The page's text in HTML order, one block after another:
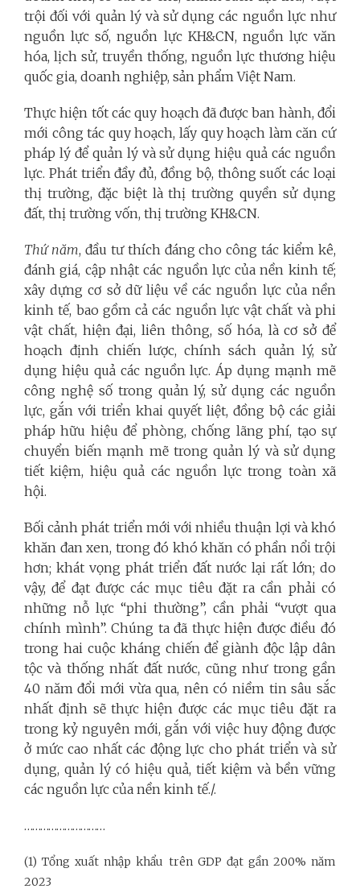
trội đối với quản lý và sử dụng các nguồn lực như
nguồn lực số, nguồn lực KH&CN, nguồn lực văn
hóa, lịch sử, truyền thống, nguồn lực thương hiệu
quốc gia, doanh nghiệp, sản phẩm Việt Nam.
Thực hiện tốt các quy hoạch đã được ban hành, đổi
mới công tác quy hoạch, lấy quy hoạch làm căn cứ
pháp lý để quản lý và sử dụng hiệu quả các nguồn
lực. Phát triển đầy đủ, đồng bộ, thông suốt các loại
thị trường, đặc biệt là thị trường quyền sử dụng
đất, thị trường vốn, thị trường KH&CN.
Thứ năm, đầu tư thích đáng cho công tác kiểm kê,
đánh giá, cập nhật các nguồn lực của nền kinh tế;
xây dựng cơ sở dữ liệu về các nguồn lực của nền
kinh tế, bao gồm cả các nguồn lực vật chất và phi
vật chất, hiện đại, liên thông, số hóa, là cơ sở để
hoạch định chiến lược, chính sách quản lý, sử
dụng hiệu quả các nguồn lực. Áp dụng mạnh mẽ
công nghệ số trong quản lý, sử dụng các nguồn
lực, gắn với triển khai quyết liệt, đồng bộ các giải
pháp hữu hiệu để phòng, chống lãng phí, tạo sự
chuyển biến mạnh mẽ trong quản lý và sử dụng
tiết kiệm, hiệu quả các nguồn lực trong toàn xã
hội.
Bối cảnh phát triển mới với nhiều thuận lợi và khó
khăn đan xen, trong đó khó khăn có phần nổi trội
hơn; khát vọng phát triển đất nước lại rất lớn; do
vậy, để đạt được các mục tiêu đặt ra cần phải có
những nỗ lực “phi thường”, cần phải “vượt qua
chính mình”. Chúng ta đã thực hiện được điều đó
trong hai cuộc kháng chiến để giành độc lập dân
tộc và thống nhất đất nước, cũng như trong gần
40 năm đổi mới vừa qua, nên có niềm tin sâu sắc
nhất định sẽ thực hiện được các mục tiêu đặt ra
trong kỷ nguyên mới, gắn với việc huy động được
ở mức cao nhất các động lực cho phát triển và sử
dụng, quản lý có hiệu quả, tiết kiệm và bền vững
các nguồn lực của nền kinh tế./.
…………………………
(1) Tổng xuất nhập khẩu trên GDP đạt gần 200% năm
2023